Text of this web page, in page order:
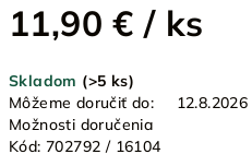
11,90 €/ ks
cena:
Skladom (>5 ks)
Môžeme doručiť do:
12.8.2026
Možnosti doručenia
Kód: 702792 / 16104